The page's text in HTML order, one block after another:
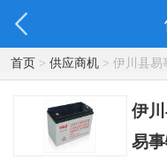
首页> 供应商机> 伊川县易
C3KS 延长电池使用寿命
伊
易